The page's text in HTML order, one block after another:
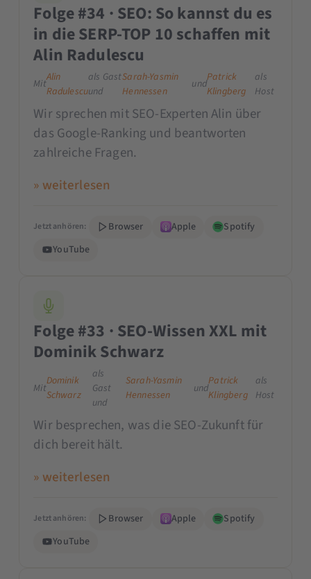
Folge #34 · SEO: So kannst du es
in die SERP-TOP 10 schaffen mit
Alin Radulescu
Mit
Alin
Radulescu
als Gast
und
Sarah-Yasmin
Hennessen
und
Patrick
Klingberg
als
Host
Wir sprechen mit SEO-Experten Alin über
das Google-Ranking und beantworten
zahlreiche Fragen.
» weiterlesen
Jetzt anhören: Browser Apple
Spotify
YouTube
Folge #33 · SEO-Wissen XXL mit
Dominik Schwarz
Mit
Dominik
Schwarz
als
Gast
und
Sarah-Yasmin
Hennessen
und
Patrick
Klingberg
als
Host
Wir besprechen, was die SEO-Zukunft für
dich bereit hält.
» weiterlesen
Jetzt anhören: Browser Apple
Spotify
YouTube